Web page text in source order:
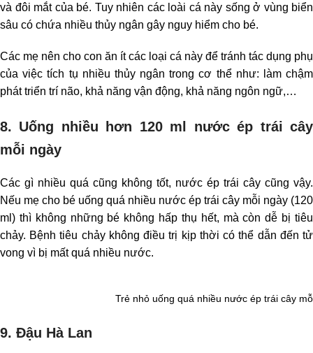
và đôi mắt của bé. Tuy nhiên các loài cá này sống ở vùng biển
sâu có chứa nhiều thủy ngân gây nguy hiểm cho bé.
Các mẹ nên cho con ăn ít các loại cá này để tránh tác dụng phụ
của việc tích tụ nhiều thủy ngân trong cơ thể như: làm chậm
phát triển trí não, khả năng vận động, khả năng ngôn ngữ,…
8. Uống nhiều hơn 120 ml nước ép trái cây
mỗi ngày
Các gì nhiều quá cũng không tốt, nước ép trái cây cũng vậy.
Nếu mẹ cho bé uống quá nhiều nước ép trái cây mỗi ngày (120
ml) thì không những bé không hấp thụ hết, mà còn dễ bị tiêu
chảy. Bệnh tiêu chảy không điều trị kịp thời có thể dẫn đến tử
vong vì bị mất quá nhiều nước.
Trẻ nhỏ uống quá nhiều nước ép trái cây
9. Đậu Hà Lan